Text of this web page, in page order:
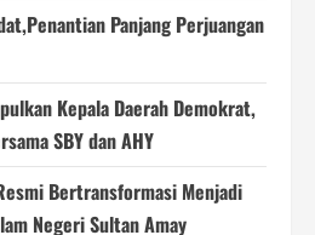
Panjang Perjuangan
Kepala Daerah Demokrat,
SBY dan AHY
Bertransformasi Menjadi
Negeri Sultan Amay